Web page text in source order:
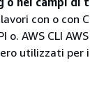
con o con
o. AWS CLI
utilizzati per i